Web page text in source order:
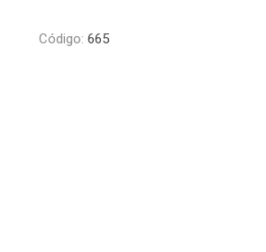
Código: 665